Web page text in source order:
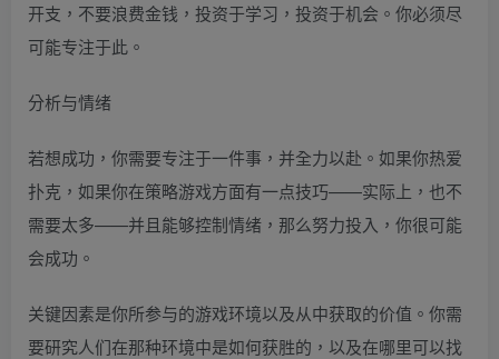
开支，不要浪费金钱，投资于学习，投资于机会。你必须尽
可能专注于此。
分析与情绪
若想成功，你需要专注于一件事，并全力以赴。如果你热爱
扑克，如果你在策略游戏方面有一点技巧——实际上，也不
需要太多——并且能够控制情绪，那么努力投入，你很可能
会成功。
关键因素是你所参与的游戏环境以及从中获取的价值。你需
要研究人们在那种环境中是如何获胜的，以及在哪里可以找